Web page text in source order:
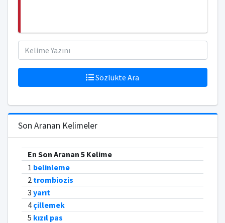
Sözlükte Ara
Son Aranan Kelimeler
En Son Aranan 5 Kelime
1 belinleme
2 trombiozis
3 yarıt
4 çillemek
5 kızıl pas